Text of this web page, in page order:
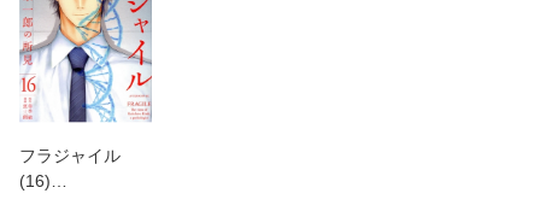
フラジャイル
(16)…